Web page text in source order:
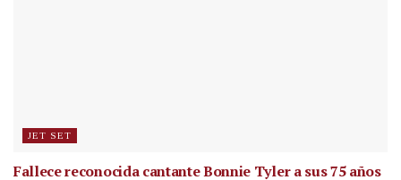
JET SET
Fallece reconocida cantanteBonnie Tyler a sus 75 años